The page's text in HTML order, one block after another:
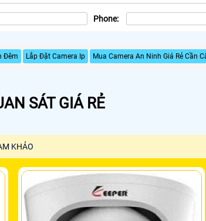
Phone:
Đêm Lắp Đặt Camera Ip Mua Camera An Ninh Giá Rẻ Cần
SÁT GIÁ RẺ
KHẢO